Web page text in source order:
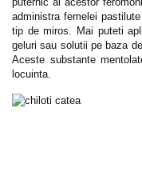
administra femelei
tip de miros. Mai puteti
geluri sau solutii pe baza
Aceste substante
locuinta.